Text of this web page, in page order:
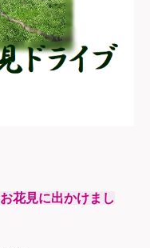
お花見に出かけまし